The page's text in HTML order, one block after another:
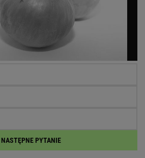
NASTĘPNE PYTANIE